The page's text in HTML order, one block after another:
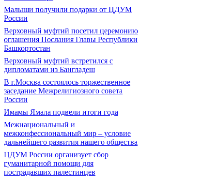
Малыши получили подарки от ЦДУМ
России
Верховный муфтий посетил церемонию
оглашения Послания Главы Республики
Башкортостан
Верховный муфтий встретился с
дипломатами из Бангладеш
В г.Москва состоялось торжественное
заседание Межрелигиозного совета
России
Имамы Ямала подвели итоги года
Межнациональный и
межконфессиональный мир – условие
дальнейшего развития нашего общества
ЦДУМ России организует сбор
гуманитарной помощи для
пострадавших палестинцев